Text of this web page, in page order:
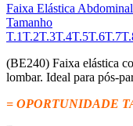
Faixa Elástica
Tamanho
T.1T.2T.3T.4T.5T.6T.7
(BE240) Faixa elástica
lombar. Ideal para pós-
= OPORTUNIDADE